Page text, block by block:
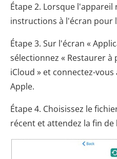
Étape 2. Lorsque l'appareil
instructions à l'écran pour
Étape 3. Sur l'écran «
sélectionnez « Restaurer
iCloud » et connectez-
Apple.
Étape 4. Choisissez le
récent et attendez la fin